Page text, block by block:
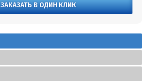
ЗАКАЗАТЬ В ОДИН КЛИК